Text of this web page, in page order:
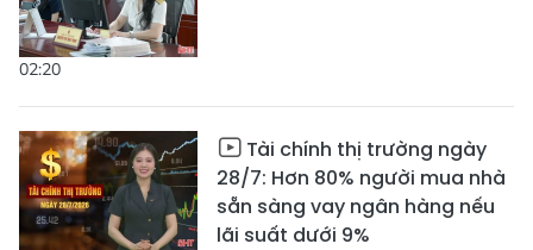
02:20
Tài chính thị trường ngày
28/7: Hơn 80% người mua nhà
sẵn sàng vay ngân hàng nếu
lãi suất dưới 9%